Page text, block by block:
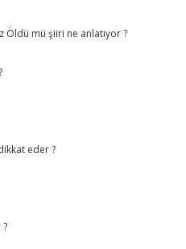
Öldü mü şiiri ne anlatıyor ?
eder ?